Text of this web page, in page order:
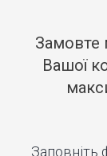
Замовте
Вашої
Заповніть